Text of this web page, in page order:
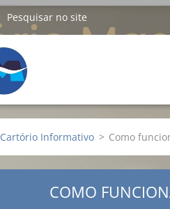
Cartório Informativo > Como
COMO